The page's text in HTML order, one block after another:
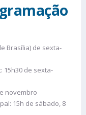
Brasília) de sexta-
15h30 de sexta-
novembro
15h de sábado, 8